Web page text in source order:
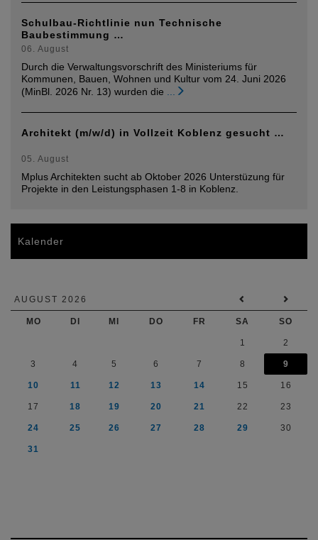
Schulbau-Richtlinie nun Technische
Baubestimmung …
06. August
Durch die Verwaltungsvorschrift des Ministeriums für
Kommunen, Bauen, Wohnen und Kultur vom 24. Juni 2026
(MinBl. 2026 Nr. 13) wurden die ...
Architekt (m/w/d) in Vollzeit Koblenz gesucht …
05. August
Mplus Architekten sucht ab Oktober 2026 Unterstüzung für
Projekte in den Leistungsphasen 1-8 in Koblenz.
Kalender
AUGUST 2026
MO DI MI DO FR SA SO
1 2
3 4 5 6 7 8 9
10 11 12 13 14 15 16
17 18 19 20 21 22 23
24 25 26 27 28 29 30
31